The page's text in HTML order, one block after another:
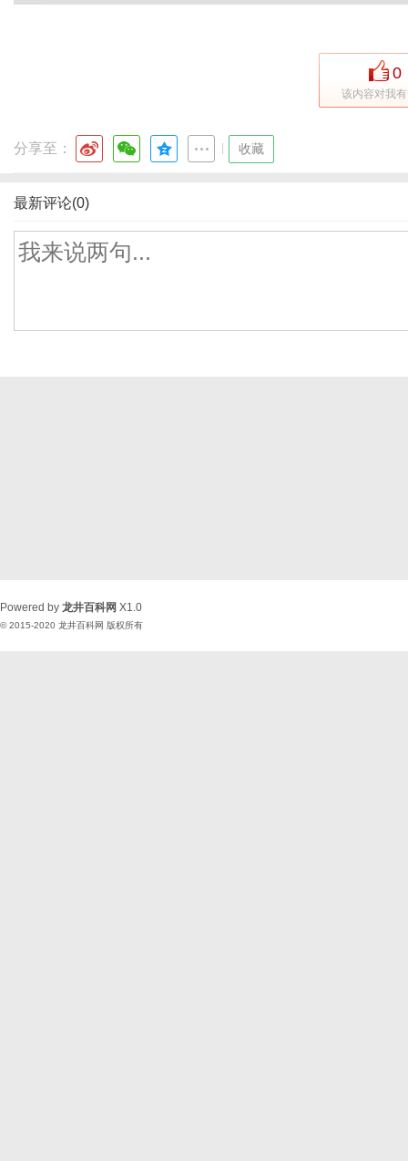
0
该内容对我
分享至： 收藏
最新评论(0)
Powered by 龙井百科网 X1.0
© 2015-2020 龙井百科网 版权所有